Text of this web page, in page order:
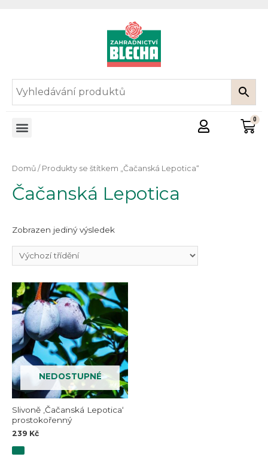
Domů / Produkty se štítkem „Čačanská Lepotica“
Čačanská Lepotica
Zobrazen jediný výsledek
NEDOSTUPNÉ
Slivoně ‚Čačanská Lepotica‘
prostokořenný
239 Kč